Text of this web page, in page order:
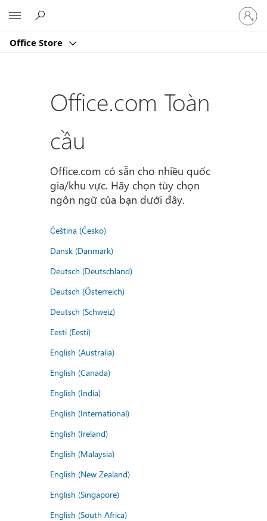
Office Store
Đăng
nhập
tài
của
Office.com Toàn
cầu
Office.com có sẵn cho nhiều quốc
gia/khu vực. Hãy chọn tùy chọn
ngôn ngữ của bạn dưới đây.
Čeština (Česko)
Dansk (Danmark)
Deutsch (Deutschland)
Deutsch (Österreich)
Deutsch (Schweiz)
Eesti (Eesti)
English (Australia)
English (Canada)
English (India)
English (International)
English (Ireland)
English (Malaysia)
English (New Zealand)
English (Singapore)
English (South Africa)